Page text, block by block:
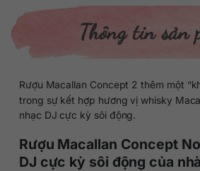
Thông tin sản
Rượu Macallan Concept 2 thêm một
trong sự kết hợp hương vị whisky
nhạc DJ cực kỳ sôi động.
Rượu Macallan Concept
DJ cực kỳ sôi động của